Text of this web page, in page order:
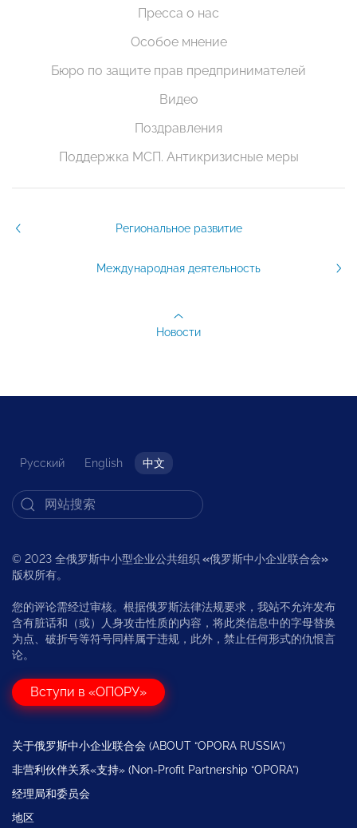
Пресса о нас
Особое мнение
Бюро по защите прав предпринимателей
Видео
Поздравления
Поддержка МСП. Антикризисные меры
Региональное развитие
Международная деятельность
Новости
Русский English 中文
© 2023 全俄罗斯中小型企业公共组织 «俄罗斯中小企业联合会»
版权所有。
您的评论需经过审核。根据俄罗斯法律法规要求，我站不允许发布
含有脏话和（或）人身攻击性质的内容，将此类信息中的字母替换
为点、破折号等符号同样属于违规，此外，禁止任何形式的仇恨言
论。
Вступи в «ОПОРУ»
关于俄罗斯中小企业联合会 (ABOUT “OPORA RUSSIA”)
非营利伙伴关系«支持» (Non-Profit Partnership “OPORA”)
经理局和委员会
地区